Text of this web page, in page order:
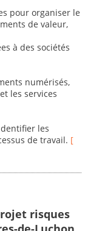
pour organiser le
de valeur,
à des sociétés
numérisés,
les services
les
de travail. [
risques